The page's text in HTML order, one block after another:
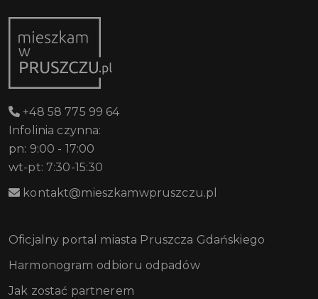
+48 58 775 99 64
Infolinia czynna:
pn: 9:00 - 17:00
wt-pt: 7:30-15:30
kontakt@mieszkamwpruszczu.pl
Oficjalny portal miasta Pruszcza Gdańskiego
Harmonogram odbioru odpadów
Jak zostać partnerem